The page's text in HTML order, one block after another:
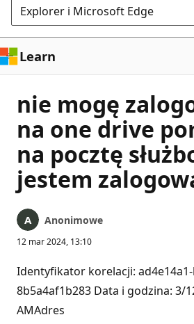
Explorer i Microsoft Edge
Learn
nie mogę
na one drive
na pocztę
jestem
Anonimowe
12 mar 2024, 13:10
Identyfikator korelacji:
8b5a4af1b283 Data i godzina: 3/
AMAdres